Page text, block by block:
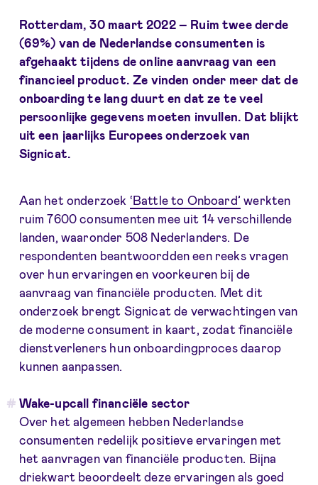
Rotterdam, 30 maart 2022– Ruim twee derde
(69%) van de Nederlandse consumenten is
afgehaakt tijdens de online aanvraag van een
financieel product. Ze vinden onder meer dat de
onboarding te lang duurt en dat ze te veel
persoonlijke gegevens moeten invullen. Dat blijkt
uit een jaarlijks Europees onderzoek van
Signicat.
Aan het onderzoek ‘Battle to Onboard’ werkten
ruim 7600 consumenten mee uit 14 verschillende
landen, waaronder 508 Nederlanders. De
respondenten beantwoordden een reeks vragen
over hun ervaringen en voorkeuren bij de
aanvraag van financiële producten. Met dit
onderzoek brengt Signicat de verwachtingen van
de moderne consument in kaart, zodat financiële
dienstverleners hun onboardingproces daarop
kunnen aanpassen.
Wake-upcall financiële sector
Over het algemeen hebben Nederlandse
consumenten redelijk positieve ervaringen met
het aanvragen van financiële producten. Bijna
driekwart beoordeelt deze ervaringen als goed